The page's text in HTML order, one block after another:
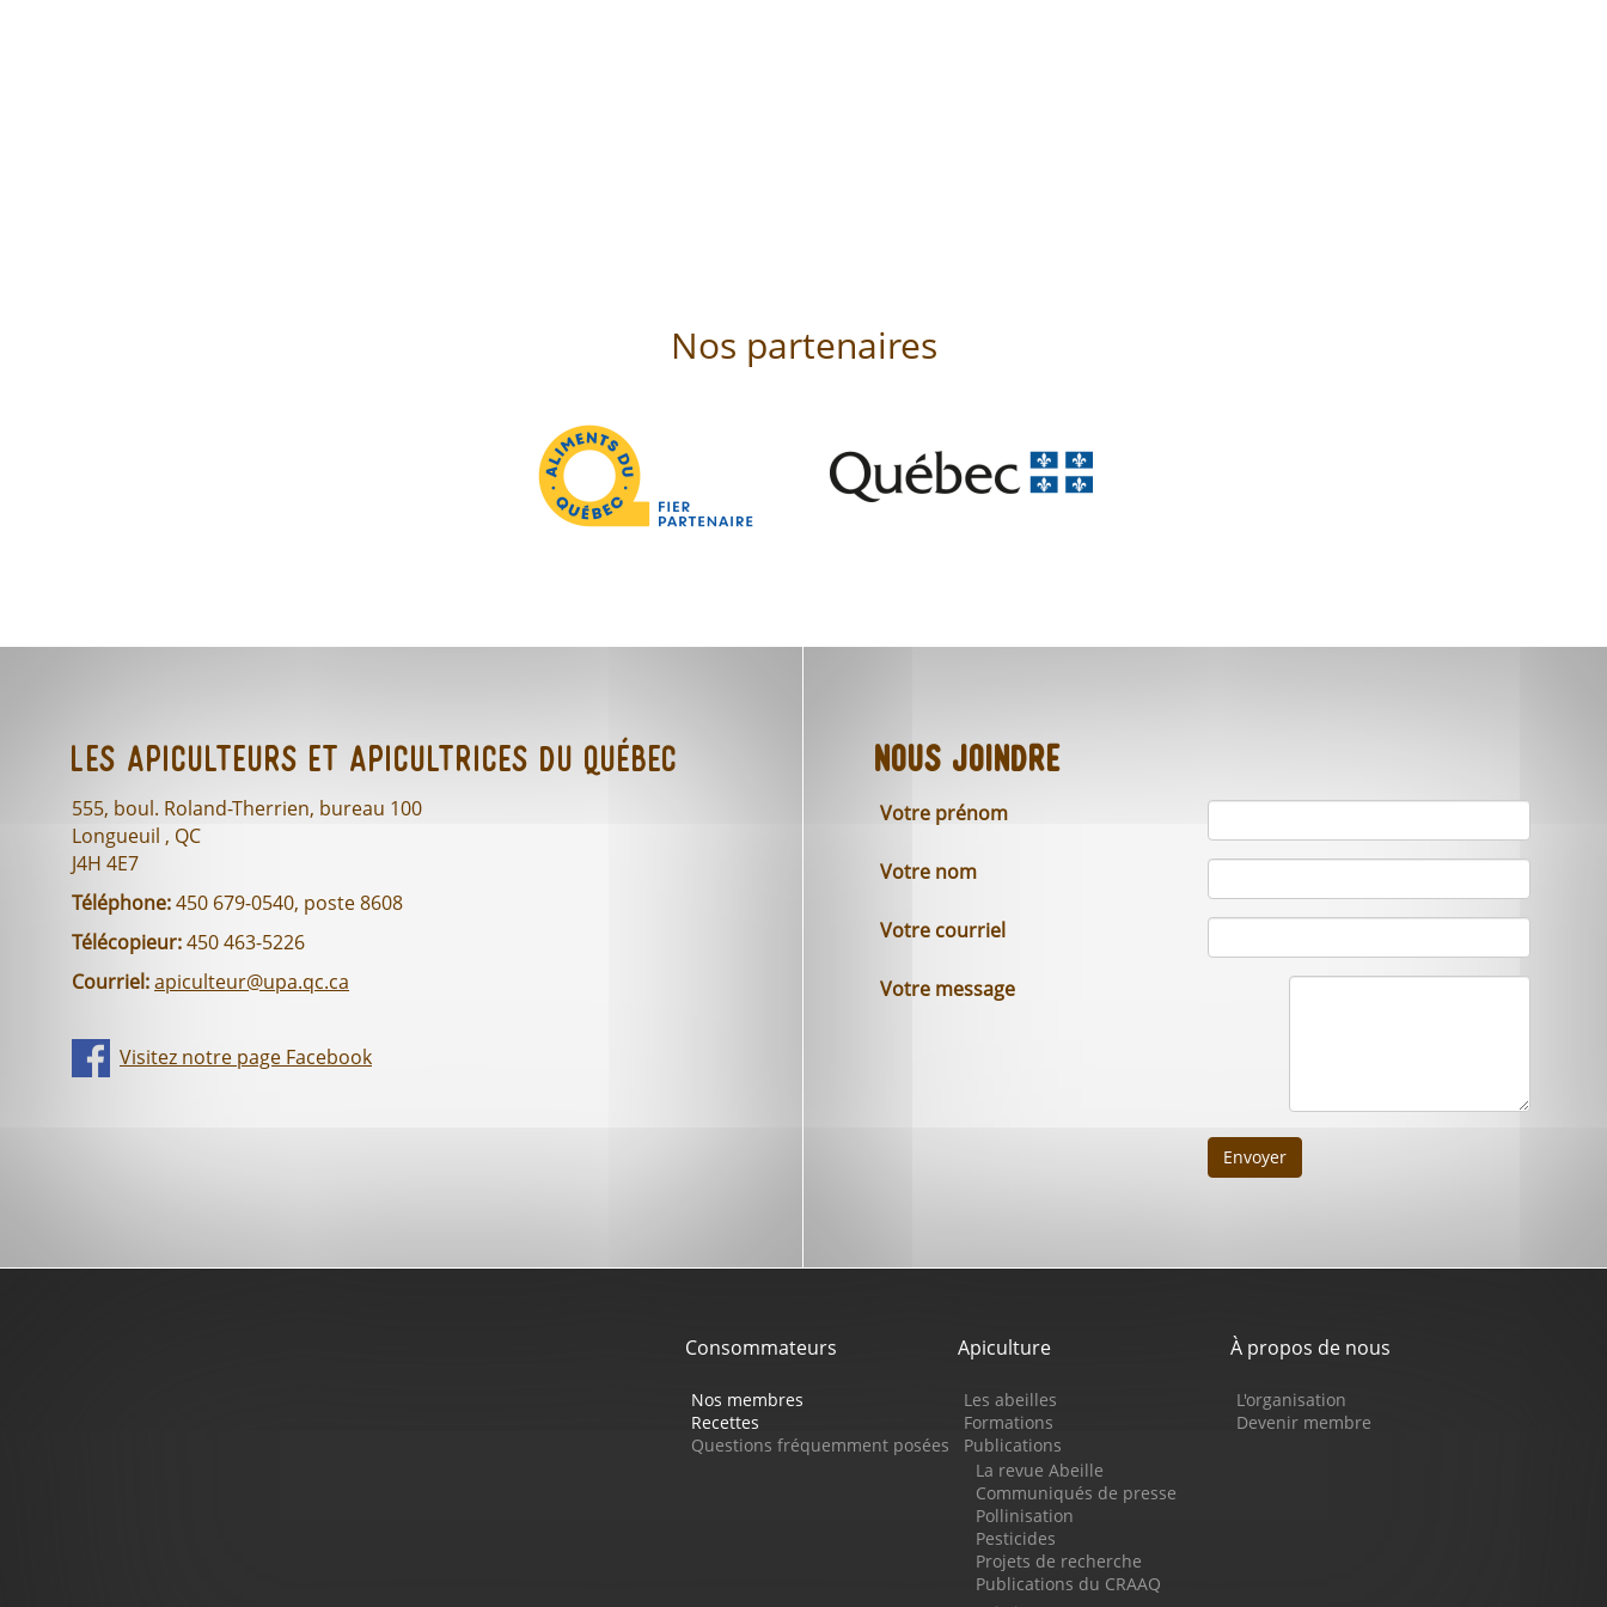
Nos partenaires
Les Apiculteurs et Apicultrices du Québec
555, boul. Roland-Therrien, bureau 100
Longueuil , QC
J4H 4E7
Téléphone:450 679-0540, poste 8608
Télécopieur:450 463-5226
Courriel:apiculteur@upa.qc.ca
Visitez notre page Facebook
Nous joindre
Votre prénom
Votre nom
Votre courriel
Votre message
Envoyer
À propos de nous
L'organisation
Devenir membre
Apiculture
Les abeilles
Formations
Publications
La revue Abeille
Communiqués de presse
Pollinisation
Pesticides
Projets de recherche
Publications du CRAAQ
Consommateurs
Nos membres
Recettes
Questions fréquemment posées